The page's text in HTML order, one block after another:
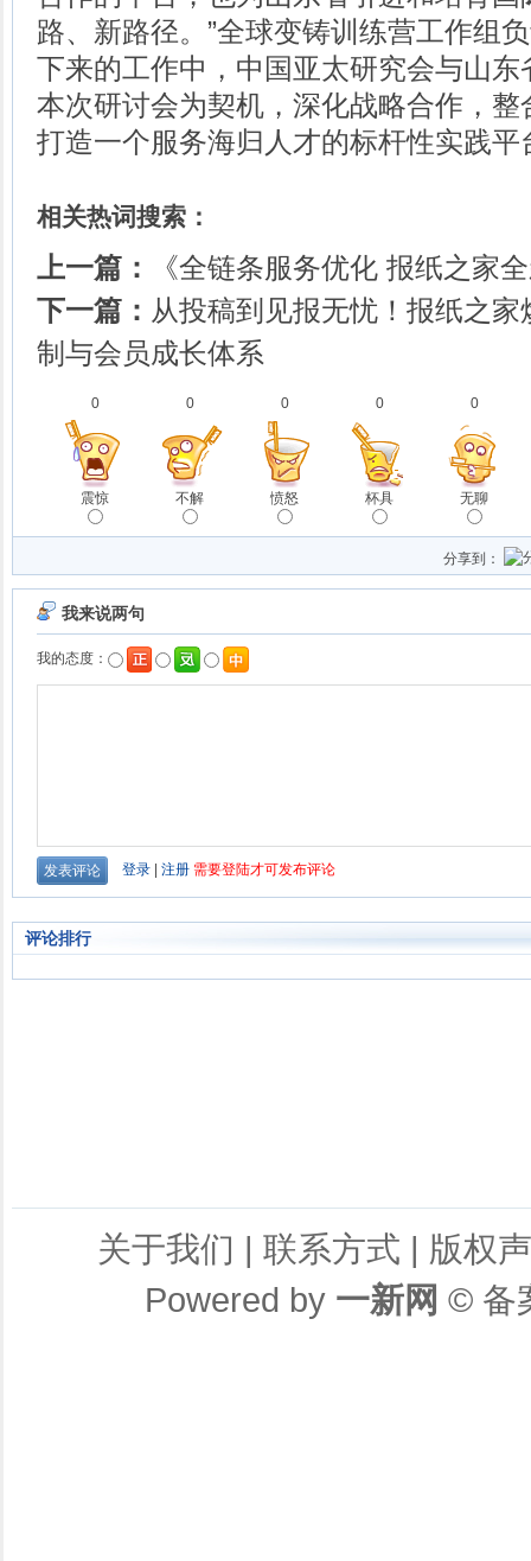
路、新路径。”全球变铸训练营工作组
下来的工作中，中国亚太研究会与山
本次研讨会为契机，深化战略合作，
打造一个服务海归人才的标杆性实践平
相关热词搜索：
上一篇：
《全链条服务优化 报纸之家
下一篇： 从投稿到见报无忧！报纸之
制与会员成长体系
0
震惊
0
不解
0
愤怒
0
杯具
0
无聊
分享到：
评论排行
关于我们 | 联系方式 | 版权
Powered by 一新网 © 备